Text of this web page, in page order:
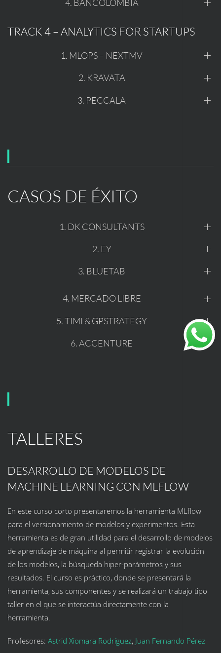
4. BANCOLOMBIA
TRACK 4 – ANALYTICS FOR STARTUPS
1. MLOPS – NEXTMV
2. KRAVATA
3. PECCALA
CASOS DE ÉXITO
1. DK CONSULTANTS
2. EY
3. BLUETAB
4. MERCADO LIBRE
5. TIMI & GPSTRATEGY
6. ACCENTURE
TALLERES
DESARROLLO DE MODELOS DE
MACHINE LEARNING CON MLFLOW
En este curso corto presentaremos la herramienta MLflow
para el versionamiento de modelos y experimentos. Esta
herramienta es de gran utilidad para el desarrollo de modelos
de aprendizaje de máquina al permitir registrar la evolución
de los modelos, la búsqueda hiper-parámetros y sus
resultados. El curso es práctico, donde se presentará la
herramienta, sus componentes y se realizará un trabajo tipo
taller en el que se interactúa directamente con la
herramienta.
Profesores: Astrid Xiomara Rodríguez, Juan Fernando Pérez